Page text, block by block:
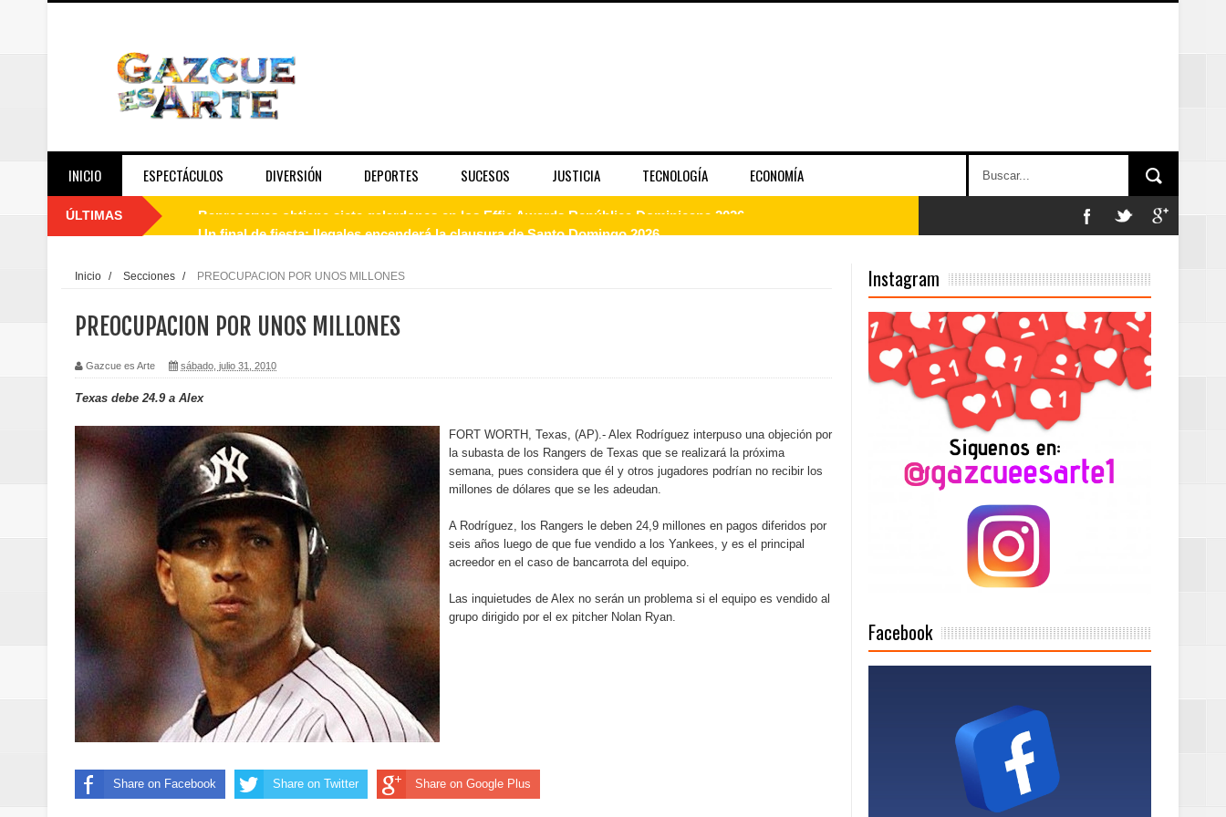
INICIO ESPECTÁCULOS DIVERSIÓN DEPORTES SUCESOS JUSTICIA TECNOLOGÍA ECONOMÍA
ÚLTIMAS Un final de fiesta: Ilegales encenderá la clausura de Santo Domingo 2026
Juan Luis Guerra se acompaña del coro “Más que Vencedores” y nos regala el “Canto a la Patria” en la clausura
de los Centroamericanos y del Caribe
Embajada dominicana en Francia y Banreservas lanzan convocatoria para residencias artísticas en París
Pavel Núñez y su Bipolarband deslumbran con una noche de fusiones e invitados de lujo en el Hard Rock Café
Banreservas y Banco Popular abordan retos y oportunidades del sistema financiero nacional
“Los Rechazados 2” llega a los cines impulsada por la franquicia dominicana más taquillera del 2025
Designan a Angelina Biviana Riveiro como vicepresidenta ejecutiva de Fiduciaria Reservas
Humano Seguros inaugura nueva localidad de Oficina Regional Este en La Romana
Banreservas destina RD$5,000 millones para emprendedoras en la segunda edición del Summit Mujer Pymes
conmemorativos
Inicio / Secciones / PREOCUPACION POR UNOS MILLONES
PREOCUPACION POR UNOS MILLONES
Gazcue es Arte sábado, julio 31, 2010
Texas debe 24.9 a Alex
FORT WORTH, Texas, (AP).- Alex Rodríguez interpuso una objeción por
la subasta de los Rangers de Texas que se realizará la próxima
semana, pues considera que él y otros jugadores podrían no recibir los
millones de dólares que se les adeudan.
A Rodríguez, los Rangers le deben 24,9 millones en pagos diferidos por
seis años luego de que fue vendido a los Yankees, y es el principal
acreedor en el caso de bancarrota del equipo.
Las inquietudes de Alex no serán un problema si el equipo es vendido al
grupo dirigido por el ex pitcher Nolan Ryan.
Share on Facebook Share on Twitter Share on Google Plus
Instagram
Facebook